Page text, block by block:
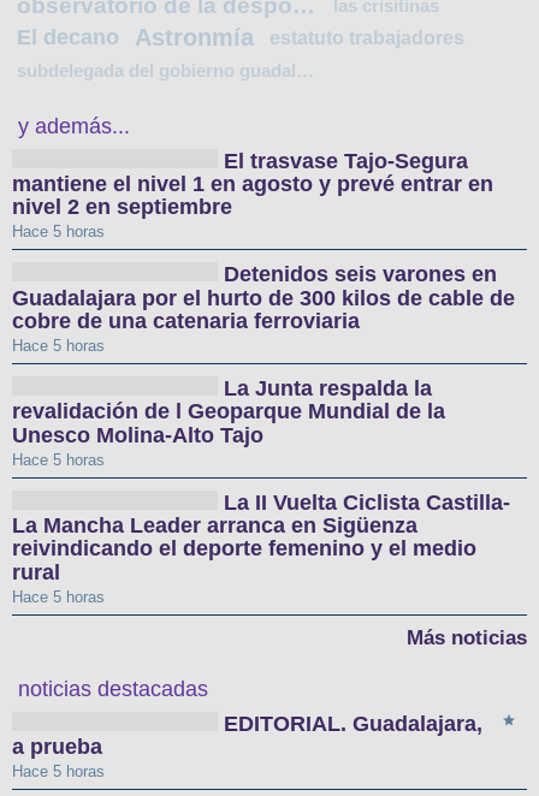
las crisitinas
El decano Astronmía estatuto trabajadores
subdelegada del gobierno guadalajara
y además...
El trasvase Tajo-Segura
mantiene el nivel 1 en agosto y prevé entrar en
nivel 2 en septiembre
Hace 5 horas
Detenidos seis varones en
Guadalajara por el hurto de 300 kilos de cable de
cobre de una catenaria ferroviaria
Hace 5 horas
La Junta respalda la
revalidación de l Geoparque Mundial de la
Unesco Molina-Alto Tajo
Hace 5 horas
La II Vuelta Ciclista Castilla-
La Mancha Leader arranca en Sigüenza
reivindicando el deporte femenino y el medio
rural
Hace 5 horas
Más noticias
noticias destacadas
EDITORIAL. Guadalajara,
a prueba
Hace 5 horas